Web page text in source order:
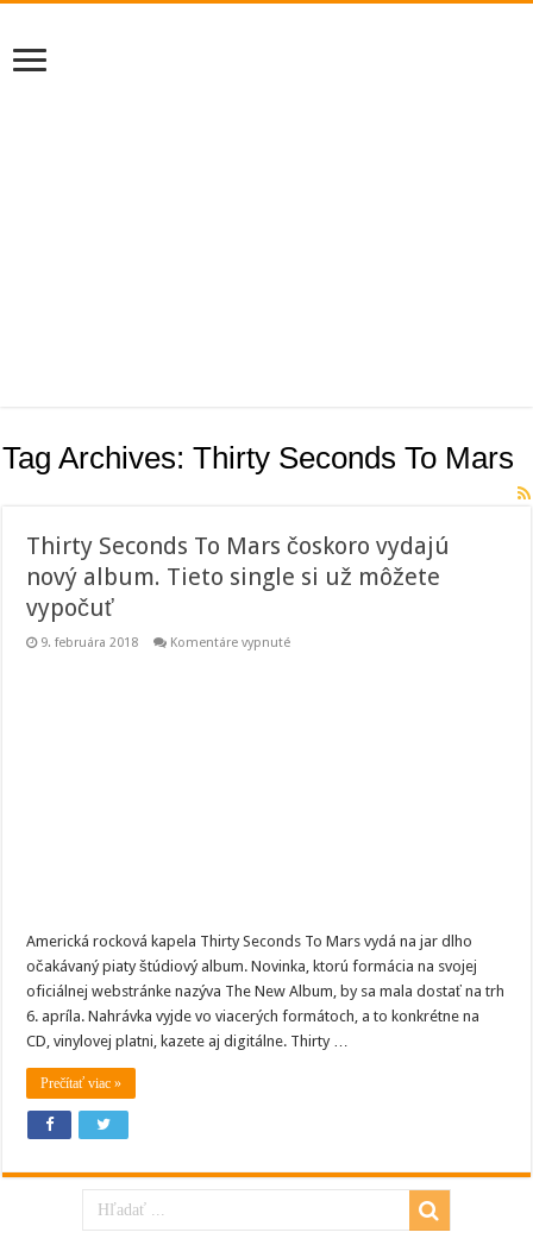
Tag Archives:Thirty Seconds To Mars
Thirty Seconds To Mars čoskoro vydajú
nový album. Tieto single si už môžete
vypočuť
9. februára 2018 Komentáre vypnuténa
Americká rocková kapela Thirty Seconds To Mars vydá na jar dlho
očakávaný piaty štúdiový album. Novinka, ktorú formácia na svojej
oficiálnej webstránke nazýva The New Album, by sa mala dostať na trh
6. apríla. Nahrávka vyjde vo viacerých formátoch, a to konkrétne na
CD, vinylovej platni, kazete aj digitálne. Thirty …
Prečítať viac »